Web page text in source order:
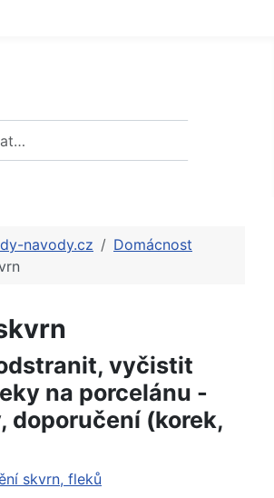
navody.cz
Domácnost
vyčistit
na porcelánu -
doporučení (korek,
skvrn, fleků